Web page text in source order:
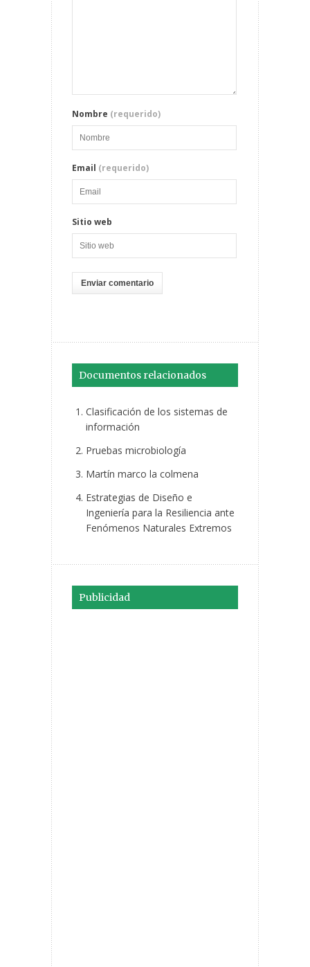
Nombre (requerido)
Email (requerido)
Sitio web
Documentos relacionados
Clasificación de los sistemas de
información
Pruebas microbiología
Martín marco la colmena
Estrategias de Diseño e
Ingeniería para la Resiliencia ante
Fenómenos Naturales Extremos
Publicidad